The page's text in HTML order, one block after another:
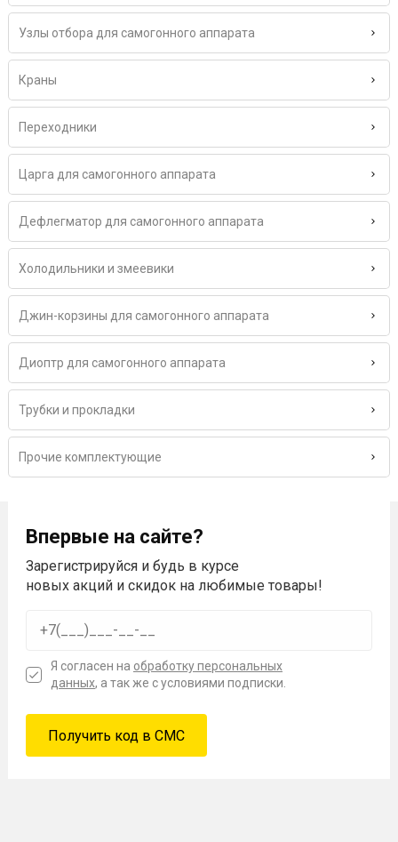
Узлы отбора для самогонного аппарата
Краны
Переходники
Царга для самогонного аппарата
Дефлегматор для самогонного аппарата
Холодильники и змеевики
Джин-корзины для самогонного аппарата
Диоптр для самогонного аппарата
Трубки и прокладки
Прочие комплектующие
Впервые на сайте?
Зарегистрируйся и будь в курсе
новых акций и скидок на любимые товары!
Я согласен на обработку персональных
данных, а так же с условиями подписки.